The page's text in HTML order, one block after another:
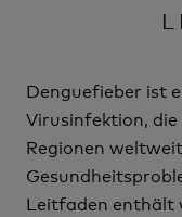
Denguefieber ist
Virusinfektion,
Regionen
Leitfaden enthält